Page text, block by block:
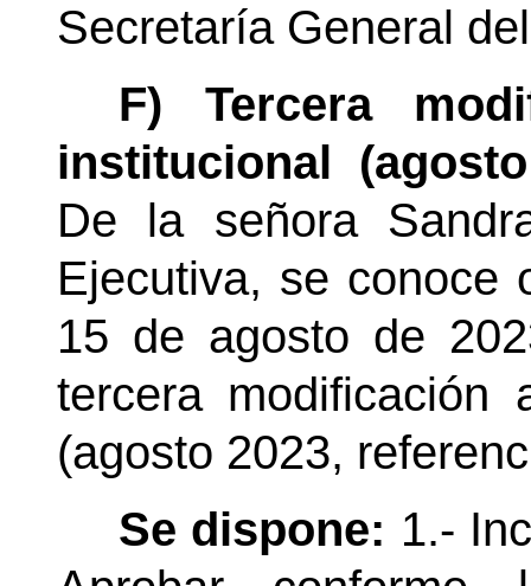
Secretaría General
F) Tercera
institucional
De la señora
Ejecutiva, se conoce
15 de agosto de
tercera modificación
(agosto 2023,
Se dispone: 1.-